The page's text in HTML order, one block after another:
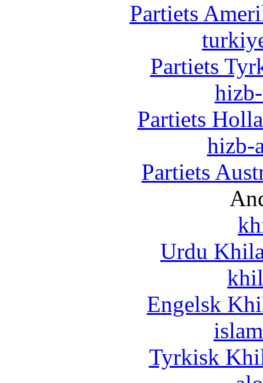
Partiets
Partiets
Partiets
hizb-
Partiets
Urdu
Engelsk
Tyrkisk